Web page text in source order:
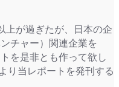
が過ぎたが、日本の企
チャー）関連企業を
を是非とも作って欲し
り当レポートを発刊する